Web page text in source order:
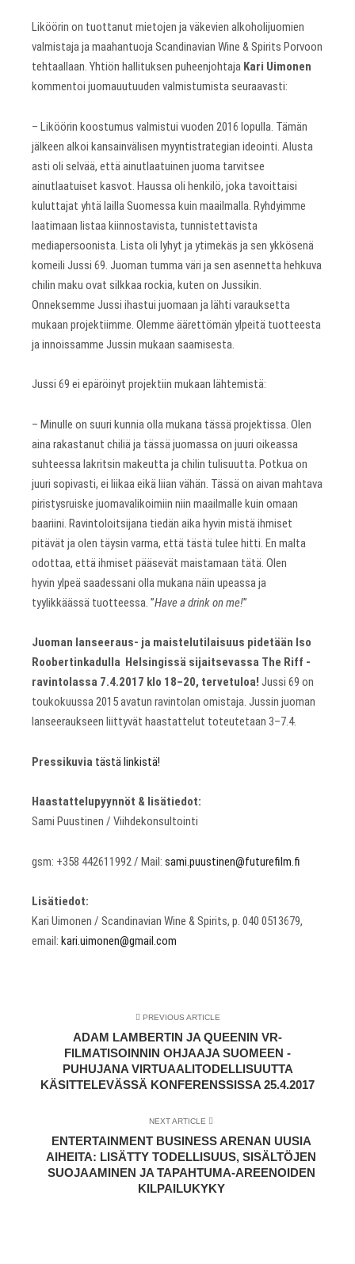
Liköörin on tuottanut mietojen ja väkevien alkoholijuomien
valmistaja ja maahantuoja Scandinavian Wine & Spirits Porvoon
tehtaallaan. Yhtiön hallituksen puheenjohtaja Kari Uimonen
kommentoi juomauutuuden valmistumista seuraavasti:
– Liköörin koostumus valmistui vuoden 2016 lopulla. Tämän
jälkeen alkoi kansainvälisen myyntistrategian ideointi. Alusta
asti oli selvää, että ainutlaatuinen juoma tarvitsee
ainutlaatuiset kasvot. Haussa oli henkilö, joka tavoittaisi
kuluttajat yhtä lailla Suomessa kuin maailmalla. Ryhdyimme
laatimaan listaa kiinnostavista, tunnistettavista
mediapersoonista. Lista oli lyhyt ja ytimekäs ja sen ykkösenä
komeili Jussi 69. Juoman tumma väri ja sen asennetta hehkuva
chilin maku ovat silkkaa rockia, kuten on Jussikin.
Onneksemme Jussi ihastui juomaan ja lähti varauksetta
mukaan projektiimme. Olemme äärettömän ylpeitä tuotteesta
ja innoissamme Jussin mukaan saamisesta.
Jussi 69 ei epäröinyt projektiin mukaan lähtemistä:
– Minulle on suuri kunnia olla mukana tässä projektissa. Olen
aina rakastanut chiliä ja tässä juomassa on juuri oikeassa
suhteessa lakritsin makeutta ja chilin tulisuutta. Potkua on
juuri sopivasti, ei liikaa eikä liian vähän. Tässä on aivan mahtava
piristysruiske juomavalikoimiin niin maailmalle kuin omaan
baariini. Ravintoloitsijana tiedän aika hyvin mistä ihmiset
pitävät ja olen täysin varma, että tästä tulee hitti. En malta
odottaa, että ihmiset pääsevät maistamaan tätä. Olen
hyvin ylpeä saadessani olla mukana näin upeassa ja
tyylikkäässä tuotteessa. ”Have a drink on me!”
Juoman lanseeraus- ja maistelutilaisuus pidetään Iso
Roobertinkadulla Helsingissä sijaitsevassa The Riff -
ravintolassa 7.4.2017 klo 18–20, tervetuloa! Jussi 69 on
toukokuussa 2015 avatun ravintolan omistaja. Jussin juoman
lanseeraukseen liittyvät haastattelut toteutetaan 3–7.4.
Pressikuvia tästä linkistä!
Haastattelupyynnöt & lisätiedot:
Sami Puustinen / Viihdekonsultointi
gsm: +358 442611992 / Mail: sami.puustinen@futurefilm.fi
Lisätiedot:
Kari Uimonen / Scandinavian Wine & Spirits, p. 040 0513679,
email: kari.uimonen@gmail.com
PREVIOUS ARTICLE
ADAM LAMBERTIN JA QUEENIN VR-
FILMATISOINNIN OHJAAJA SUOMEEN -
PUHUJANA VIRTUAALITODELLISUUTTA
KÄSITTELEVÄSSÄ KONFERENSSISSA 25.4.2017
NEXT ARTICLE
ENTERTAINMENT BUSINESS ARENAN UUSIA
AIHEITA: LISÄTTY TODELLISUUS, SISÄLTÖJEN
SUOJAAMINEN JA TAPAHTUMA-AREENOIDEN
KILPAILUKYKY